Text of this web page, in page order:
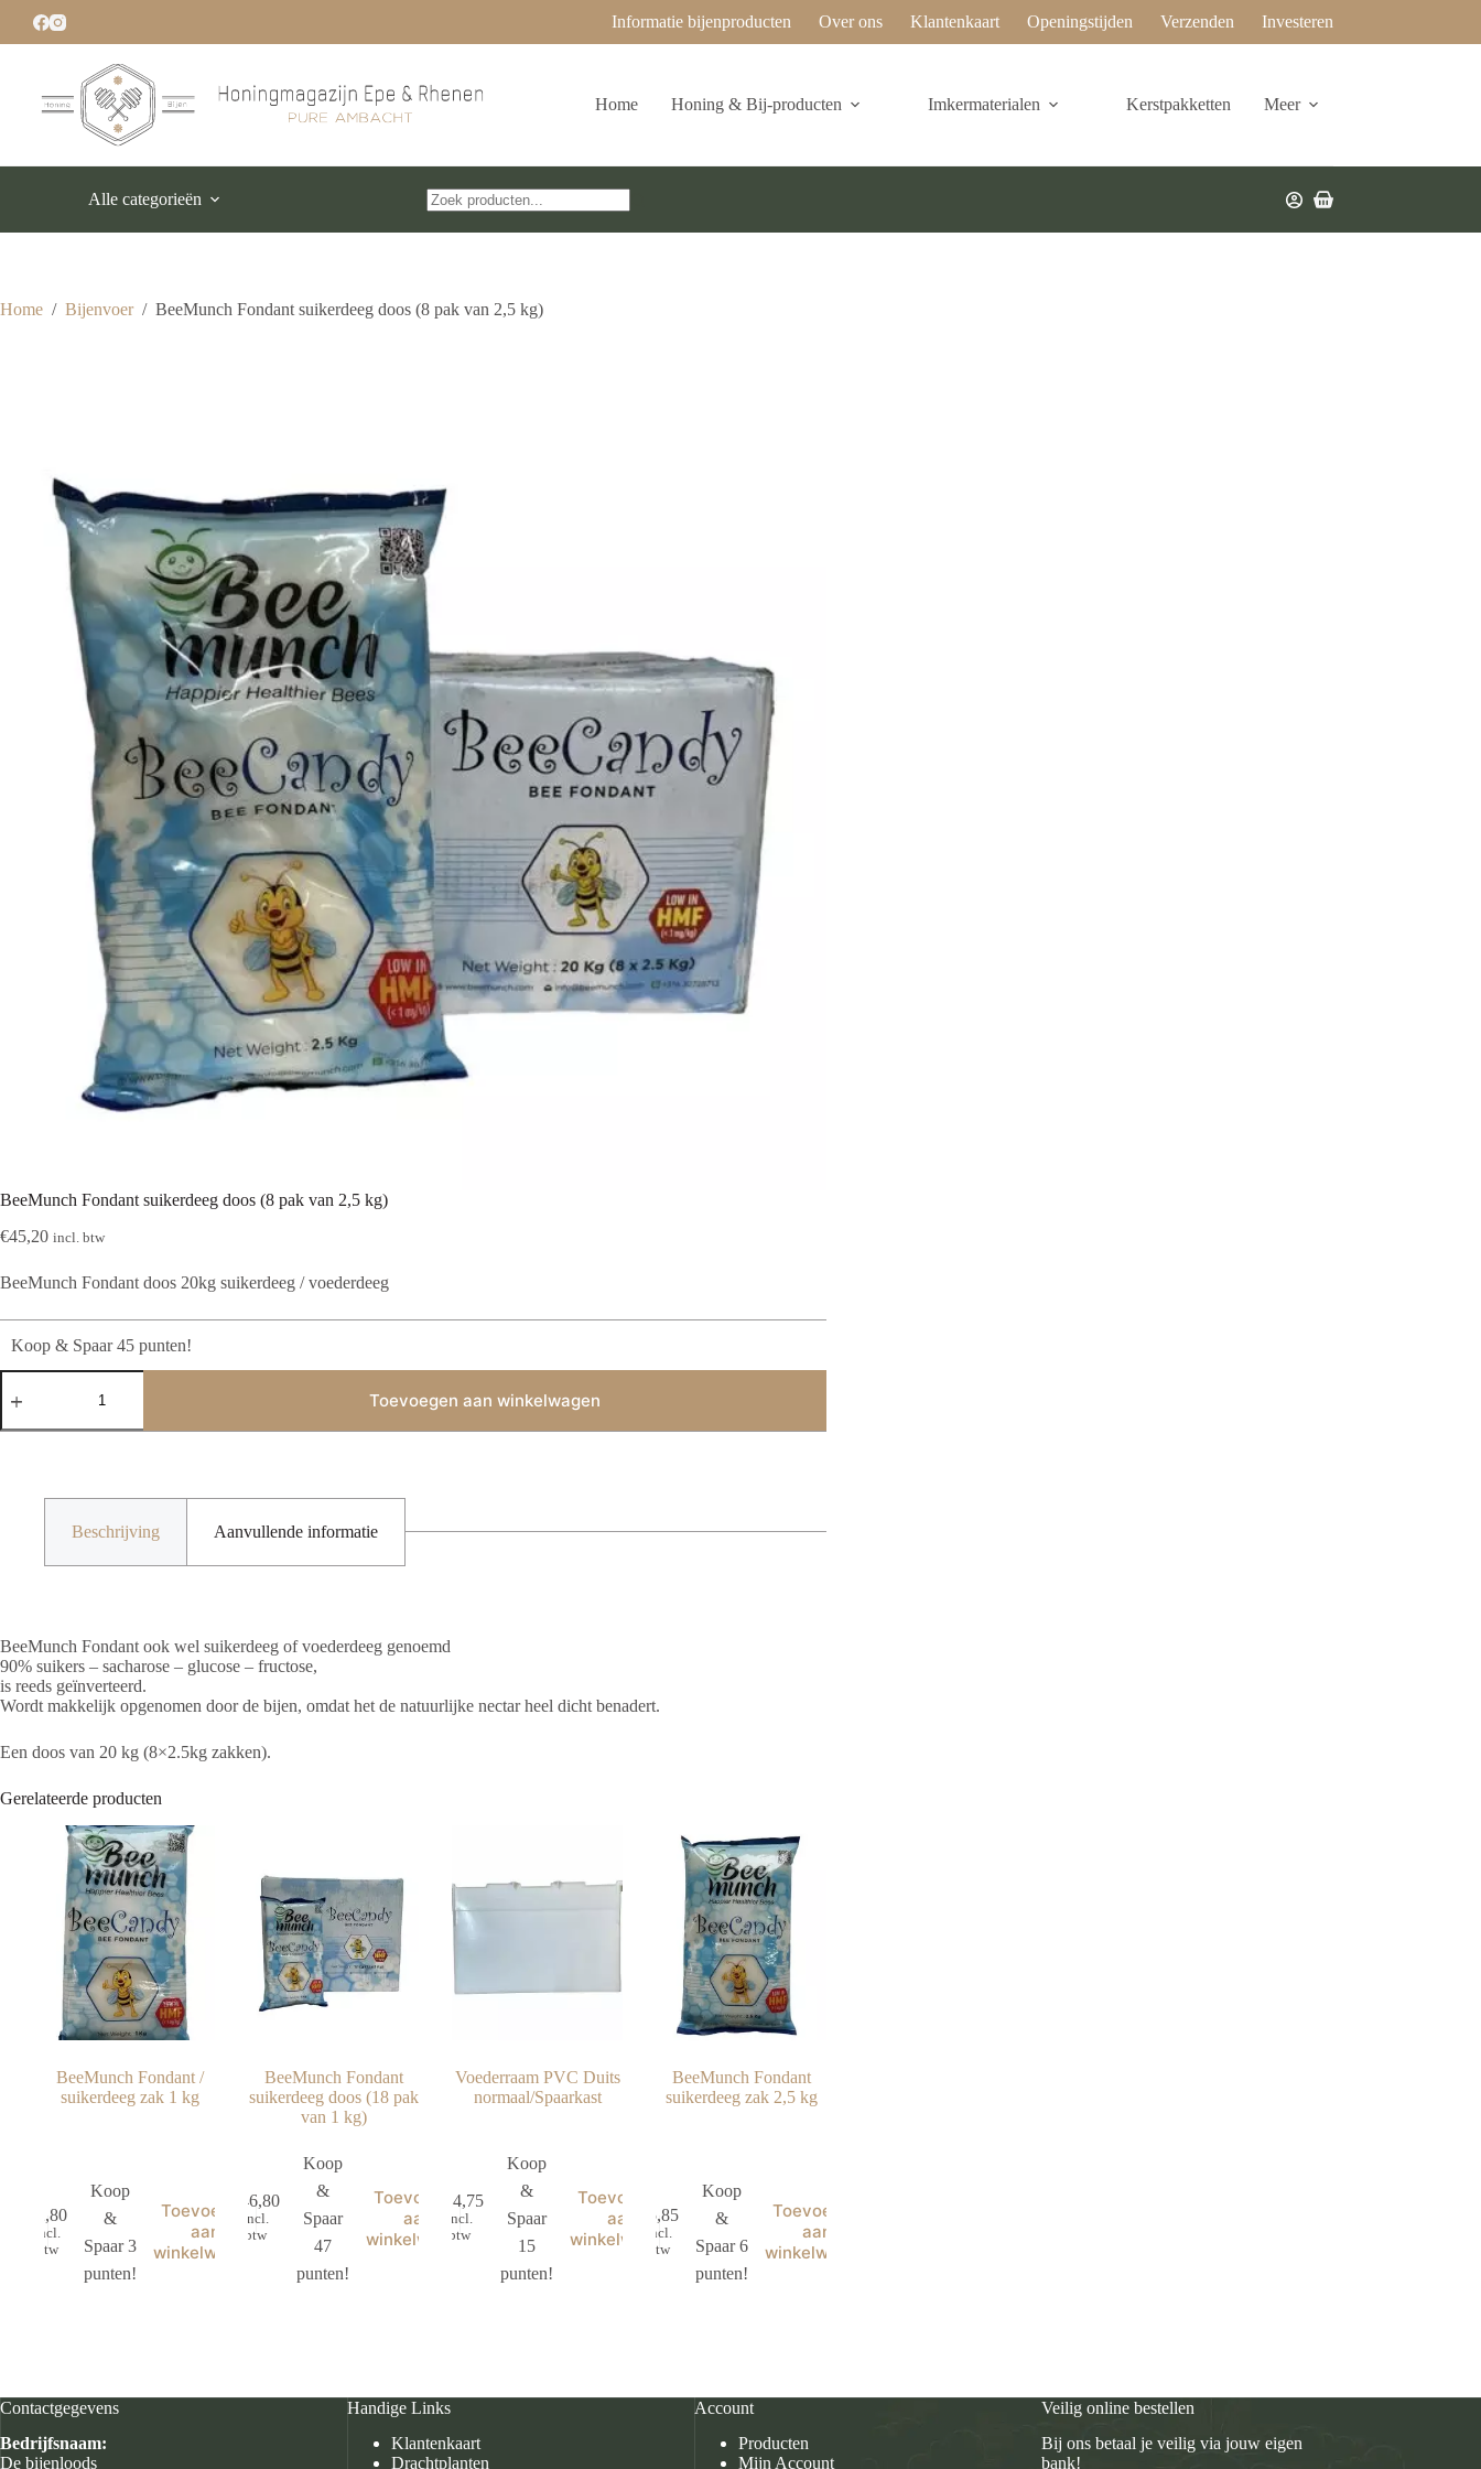
de
Informatie bijenproducten Over ons Klantenkaart Openingstijden Verzenden Investeren
Home Honing & Bij-producten Imkermaterialen Kerstpakketten Meer
Alle categorieën
Winkelwagen
Home / Bijenvoer / BeeMunch Fondant suikerdeeg doos (8 pak van 2,5 kg)
BeeMunch Fondant suikerdeeg doos (8 pak van 2,5 kg)
€45,20 incl. btw
BeeMunch Fondant doos 20kg suikerdeeg / voederdeeg
Koop & Spaar 45 punten!
BeeMunch
Fondant
doos
Toevoegen aan winkelwagen
Beschrijving Aanvullende informatie
BeeMunch Fondant ook wel suikerdeeg of voederdeeg genoemd
90% suikers – sacharose – glucose – fructose,
is reeds geïnverteerd.
Wordt makkelijk opgenomen door de bijen, omdat het de natuurlijke nectar heel dicht benadert.
Een doos van 20 kg (8×2.5kg zakken).
Gerelateerde producten
BeeMunch Fondant /
suikerdeeg zak 1 kg
2,80
incl.
btw
Koop
&
Spaar 3
punten!
Toevoegen
aan
winkelwagen
BeeMunch Fondant
suikerdeeg doos (18 pak
van 1 kg)
46,80
incl.
btw
Koop
&
Spaar
47
punten!
Toevoegen
aan
winkelwagen
Voederraam PVC Duits
normaal/Spaarkast
14,75
incl.
btw
Koop
&
Spaar
15
punten!
Toevoegen
aan
winkelwagen
BeeMunch Fondant
suikerdeeg zak 2,5 kg
5,85
incl.
btw
Koop
&
Spaar 6
punten!
Toevoegen
aan
winkelwagen
Contactgegevens
Bedrijfsnaam:
De bijenloods
Handige Links
Klantenkaart
Drachtplanten
Account
Producten
Mijn Account
Veilig online bestellen
Bij ons betaal je veilig via jouw eigen
bank!